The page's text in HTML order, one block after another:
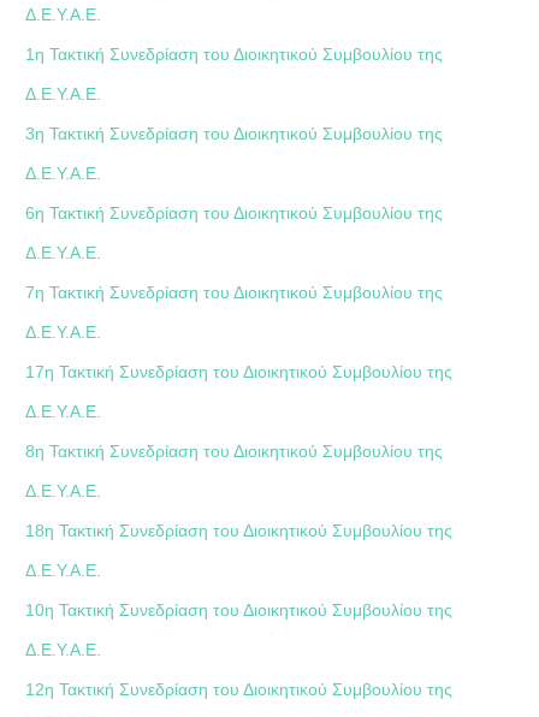
Δ.Ε.Υ.Α.Ε.
1η Τακτική Συνεδρίαση του Διοικητικού Συμβουλίου της
Δ.Ε.Υ.Α.Ε.
3η Τακτική Συνεδρίαση του Διοικητικού Συμβουλίου της
Δ.Ε.Υ.Α.Ε.
6η Τακτική Συνεδρίαση του Διοικητικού Συμβουλίου της
Δ.Ε.Υ.Α.Ε.
7η Τακτική Συνεδρίαση του Διοικητικού Συμβουλίου της
Δ.Ε.Υ.Α.Ε.
17η Τακτική Συνεδρίαση του Διοικητικού Συμβουλίου της
Δ.Ε.Υ.Α.Ε.
8η Τακτική Συνεδρίαση του Διοικητικού Συμβουλίου της
Δ.Ε.Υ.Α.Ε.
18η Τακτική Συνεδρίαση του Διοικητικού Συμβουλίου της
Δ.Ε.Υ.Α.Ε.
10η Τακτική Συνεδρίαση του Διοικητικού Συμβουλίου της
Δ.Ε.Υ.Α.Ε.
12η Τακτική Συνεδρίαση του Διοικητικού Συμβουλίου της